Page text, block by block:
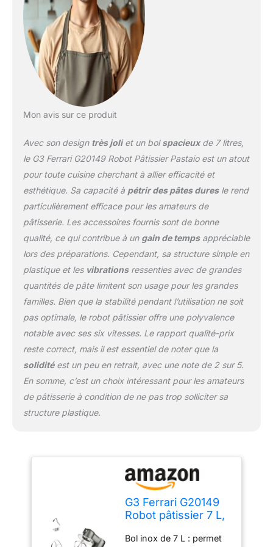
accessoire G20117 pour
les spaghettis 3
accessoires inclus +
pare-éclaboussures
transparent : fouet en
inox pour monter la
crème et les blancs en
pâtes sablées et les
crèmes. Le pare-
éclaboussures aide à
plus propre 6 vitesses +
fonction Pulse : les 6
vitesses permettent
d’adapter le rythme au
type de pâte, tandis que
la fonction Pulse apporte
plus d’intensité lors des
étapes qui le nécessitent
Stabilité et sécurité : les
contribuent à stabiliser
l’appareil sur le plan de
travail, tandis que le
dispositif de sécurité aide
involontaires
Mon avis sur ce produit
Avec son design très joliet un bolspacieuxde 7 litres,
le G3 Ferrari G20149 Robot Pâtissier Pastaio est un atout
pour toute cuisine cherchant à allier efficacité et
esthétique. Sa capacité à pétrir des pâtes duresle rend
particulièrement efficace pour les amateurs de
pâtisserie. Les accessoires fournis sont de bonne
qualité, ce qui contribue à un gain de tempsappréciable
lors des préparations. Cependant, sa structure simple en
plastique et les vibrationsressenties avec de grandes
quantités de pâte limitent son usage pour les grandes
familles. Bien que la stabilité pendant l’utilisation ne soit
pas optimale, le robot pâtissier offre une polyvalence
notable avec ses six vitesses. Le rapport qualité-prix
reste correct, mais il est essentiel de noter que la
soliditéest un peu en retrait, avec une note de 2 sur 5.
En somme, c’est un choix intéressant pour les amateurs
de pâtisserie à condition de ne pas trop solliciter sa
structure plastique.
G3 Ferrari G20149
Robot pâtissier 7 L,
max, Gris Anthracite
Bol inox de 7 L : permet